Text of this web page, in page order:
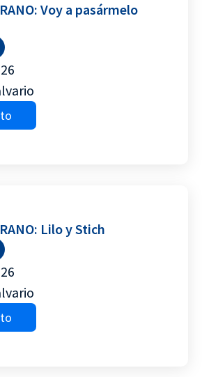
Voy a pasármelo
Lilo y Stich